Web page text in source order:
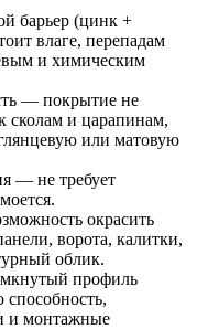
барьер (цинк +
влаге, перепадам
и химическим
— покрытие не
сколам и царапинам,
или матовую
— не требует
окрасить
ворота, калитки,
облик.
профиль
и монтажные